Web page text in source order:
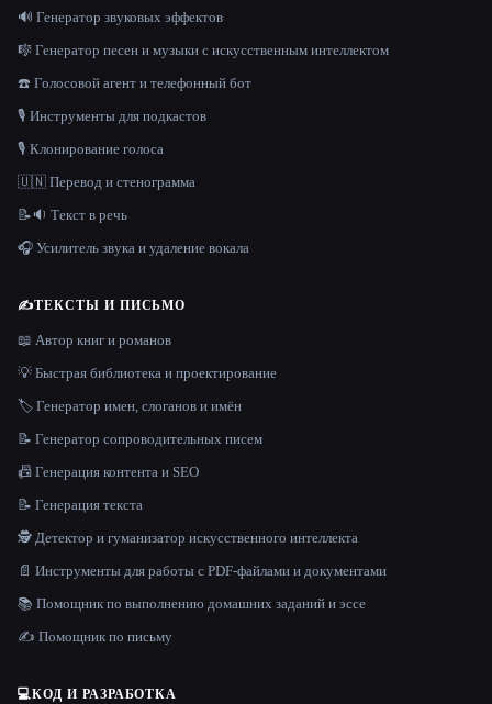
🔊 Генератор звуковых эффектов
🎼 Генератор песен и музыки с искусственным интеллектом
☎️ Голосовой агент и телефонный бот
🎙️ Инструменты для подкастов
🎙️ Клонирование голоса
🇺🇳 Перевод и стенограмма
📝🔉 Текст в речь
🎧 Усилитель звука и удаление вокала
✍️ТЕКСТЫ И ПИСЬМО
📖 Автор книг и романов
💡 Быстрая библиотека и проектирование
🏷️ Генератор имен, слоганов и имён
📝 Генератор сопроводительных писем
📠 Генерация контента и SEO
📝 Генерация текста
🕵️ Детектор и гуманизатор искусственного интеллекта
📄 Инструменты для работы с PDF-файлами и документами
📚 Помощник по выполнению домашних заданий и эссе
✍️ Помощник по письму
💻КОД И РАЗРАБОТКА